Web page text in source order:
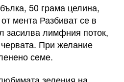
50 грама целина,
мента Разбиват се в
засилва лимфния поток,
При желание
семе.